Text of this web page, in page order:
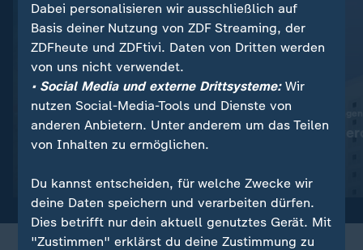
Vor Küste Siziliens:
Schiffswrack aus Römerzeit
entdeckt
Video
60.000 neue
Leere Büros
Video 1:34
Dabei personalisieren wir ausschließlich auf
Basis deiner Nutzung von ZDF Streaming, der
ZDFheute und ZDFtivi. Daten von Dritten werden
von uns nicht verwendet.
• Social Media und externe Drittsysteme:Wir
nutzen Social-Media-Tools und Dienste von
anderen Anbietern. Unter anderem um das Teilen
von Inhalten zu ermöglichen.
Du kannst entscheiden, für welche Zwecke wir
deine Daten speichern und verarbeiten dürfen.
Dies betrifft nur dein aktuell genutztes Gerät. Mit
"Zustimmen" erklärst du deine Zustimmung zu